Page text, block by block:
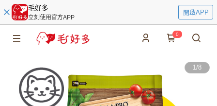
毛好多
立刻使用官方APP
開啟APP
0
1/8